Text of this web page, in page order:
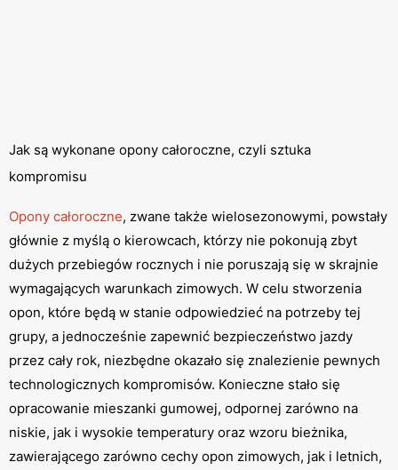
Jak są wykonane opony całoroczne, czyli sztuka
kompromisu
Opony całoroczne, zwane także wielosezonowymi, powstały
głównie z myślą o kierowcach, którzy nie pokonują zbyt
dużych przebiegów rocznych i nie poruszają się w skrajnie
wymagających warunkach zimowych. W celu stworzenia
opon, które będą w stanie odpowiedzieć na potrzeby tej
grupy, a jednocześnie zapewnić bezpieczeństwo jazdy
przez cały rok, niezbędne okazało się znalezienie pewnych
technologicznych kompromisów. Konieczne stało się
opracowanie mieszanki gumowej, odpornej zarówno na
niskie, jak i wysokie temperatury oraz wzoru bieżnika,
zawierającego zarówno cechy opon zimowych, jak i letnich,